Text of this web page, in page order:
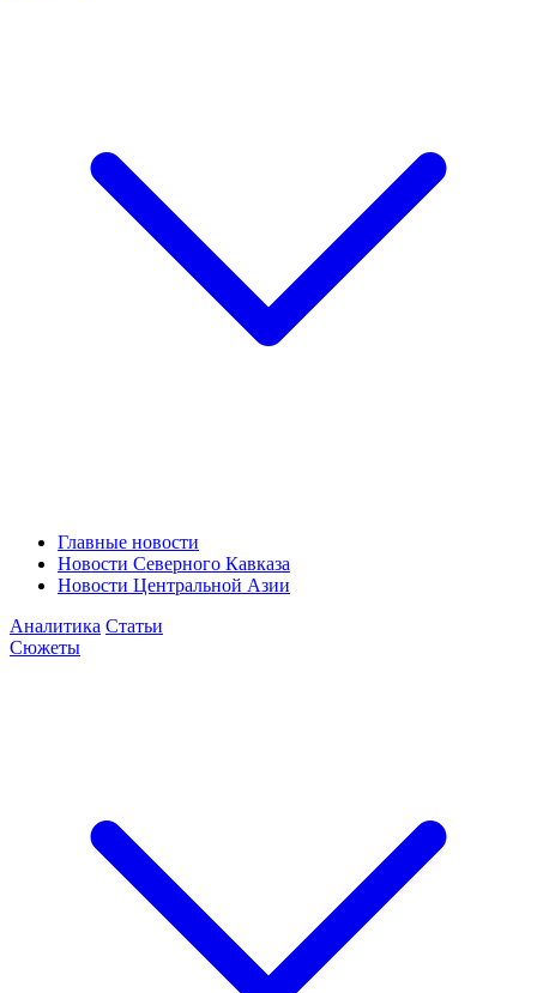
Главные новости
Новости Северного Кавказа
Новости Центральной Азии
Аналитика Статьи
Сюжеты